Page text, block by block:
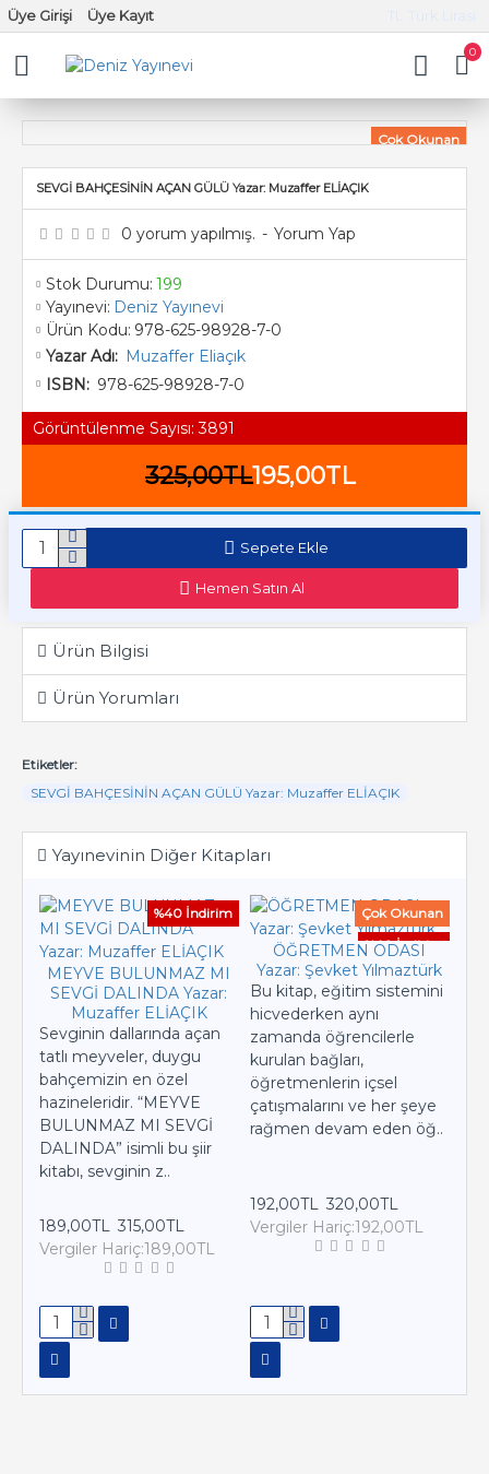
Üye Girişi Üye Kayıt
0
Çok Okunan
%40 İndirim
SEVGİ BAHÇESİNİN AÇAN GÜLÜ Yazar: Muzaffer ELİAÇIK
Stok Durumu: 199
Yayınevi: Deniz Yayınevi
Ürün Kodu: 978-625-98928-7-0
Yazar Adı: Muzaffer Eliaçık
ISBN: 978-625-98928-7-0
Görüntülenme Sayısı: 3891
0 yorum yapılmış. - Yorum Yap
195,00TL
325,00TL
Sepete Ekle
Hemen Satın Al
Ürün Bilgisi
Ürün Yorumları
Etiketler:
SEVGİ BAHÇESİNİN AÇAN GÜLÜ Yazar: Muzaffer ELİAÇIK
Yayınevinin Diğer Kitapları
%40 İndirim
MEYVE BULUNMAZ MI
SEVGİ DALINDA Yazar:
Muzaffer ELİAÇIK
Sevginin dallarında açan
tatlı meyveler, duygu
bahçemizin en özel
hazineleridir. “MEYVE
BULUNMAZ MI SEVGİ
DALINDA” isimli bu şiir
kitabı, sevginin z..
189,00TL
315,00TL
Vergiler Hariç:189,00TL
Çok Okunan
%40 İndirim
ÖĞRETMEN ODASI
Yazar: Şevket Yılmaztürk
Bu kitap, eğitim sistemini
hicvederken aynı
zamanda öğrencilerle
kurulan bağları,
öğretmenlerin içsel
çatışmalarını ve her şeye
rağmen devam eden öğ..
192,00TL 320,00TL
Vergiler Hariç:192,00TL